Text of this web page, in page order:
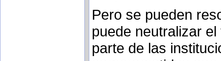
Pero se pueden
puede neutralizar
parte de las